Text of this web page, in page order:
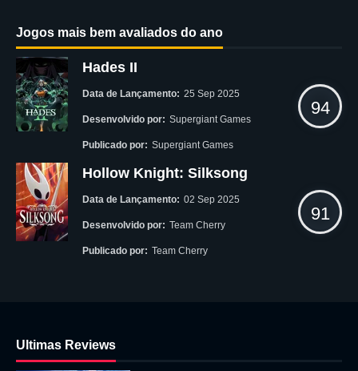
Jogos mais bem avaliados do ano
Hades II
Data de Lançamento: 25 Sep 2025
Desenvolvido por: Supergiant Games
Publicado por: Supergiant Games
94
Hollow Knight: Silksong
Data de Lançamento: 02 Sep 2025
Desenvolvido por: Team Cherry
Publicado por: Team Cherry
91
Ultimas Reviews